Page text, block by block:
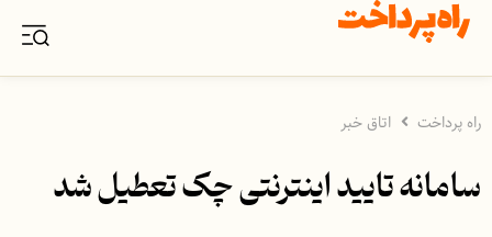
راه پرداخت اتاق خبر
سامانه تایید اینترنتی چک تعطیل شد